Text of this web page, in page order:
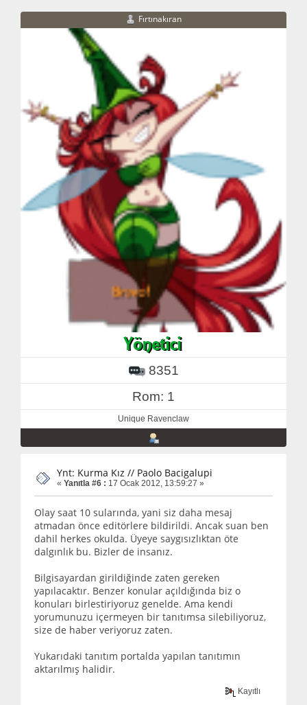
Fırtınakıran
8351
Rom: 1
Unique Ravenclaw
Ynt: Kurma Kız // Paolo Bacigalupi
« Yanıtla #6 : 17 Ocak 2012, 13:59:27 »
Olay saat 10 sularında, yani siz daha mesaj
atmadan önce editörlere bildirildi. Ancak suan ben
dahil herkes okulda. Üyeye saygısızlıktan öte
dalgınlık bu. Bizler de insanız.
Bilgisayardan girildiğinde zaten gereken
yapılacaktır. Benzer konular açıldığında biz o
konuları birlestiriyoruz genelde. Ama kendi
yorumunuzu içermeyen bir tanıtımsa silebiliyoruz,
size de haber veriyoruz zaten.
Yukarıdaki tanıtım portalda yapılan tanıtımın
aktarılmış halidir.
Kayıtlı